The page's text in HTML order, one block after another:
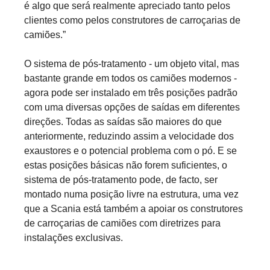
é algo que será realmente apreciado tanto pelos
clientes como pelos construtores de carroçarias de
camiões.”
O sistema de pós-tratamento - um objeto vital, mas
bastante grande em todos os camiões modernos -
agora pode ser instalado em três posições padrão
com uma diversas opções de saídas em diferentes
direções. Todas as saídas são maiores do que
anteriormente, reduzindo assim a velocidade dos
exaustores e o potencial problema com o pó. E se
estas posições básicas não forem suficientes, o
sistema de pós-tratamento pode, de facto, ser
montado numa posição livre na estrutura, uma vez
que a Scania está também a apoiar os construtores
de carroçarias de camiões com diretrizes para
instalações exclusivas.